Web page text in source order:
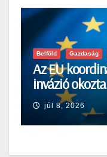
Belföld Gazdaság
Az EU
invázió
júl 8, 2026